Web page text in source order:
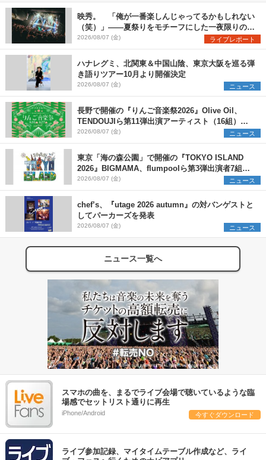
映秀。 「俺が一番楽しんじゃってるかもしれない
（笑）」――夏祭りをモチーフにした一夜限りのス
ペシャルライブ『色祭』レポート
2026/08/07 (金) ライブレポート
ハナレグミ、北関東＆中国山陰、東京大阪を巡る弾
き語りツアー10月より開催決定
2026/08/07 (金) ニュース
長野で開催の『りんご音楽祭2026』Olive Oil、
TENDOUJIら第11弾出演アーティスト（16組）を
発表
2026/08/07 (金) ニュース
東京「海の森公園」で開催の『TOKYO ISLAND
2026』BIGMAMA、flumpoolら第3弾出演者7組を
発表 ワークショップ・アート出展者を募集
2026/08/07 (金) ニュース
chef’s、『utage 2026 autumn』の対バンゲストと
してパーカーズを発表
2026/08/07 (金) ニュース
ニュース一覧へ
スマホの曲を、まるでライブ会場で聴いているような臨
場感でセットリスト通りに再生
iPhone/Android 今すぐダウンロード
ライブ参加記録、マイタイムテーブル作成など、ライ